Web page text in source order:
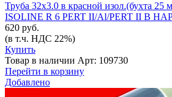
Труба 32х3.0 в красной изол.(бухта
ISOLINE R 6 PERT II/Al/PERT II В
620 руб.
(в т.ч. НДС 22%)
Купить
Товар в наличии Арт: 109730
Перейти в корзину
Добавлено